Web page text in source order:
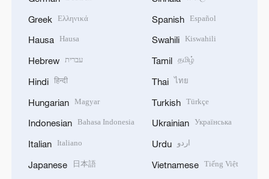
Greek Ελληνικά
Hausa Hausa
Hebrew עברית
Hindi हिन्दी
Hungarian Magyar
Indonesian Bahasa Indonesia
Italian Italiano
Japanese
日本語
Spanish Español
Swahili Kiswahili
Tamil தமிழ்
Thai ไทย
Turkish Türkçe
Ukrainian Українська
Urdu اردو
Vietnamese Tiếng Việt